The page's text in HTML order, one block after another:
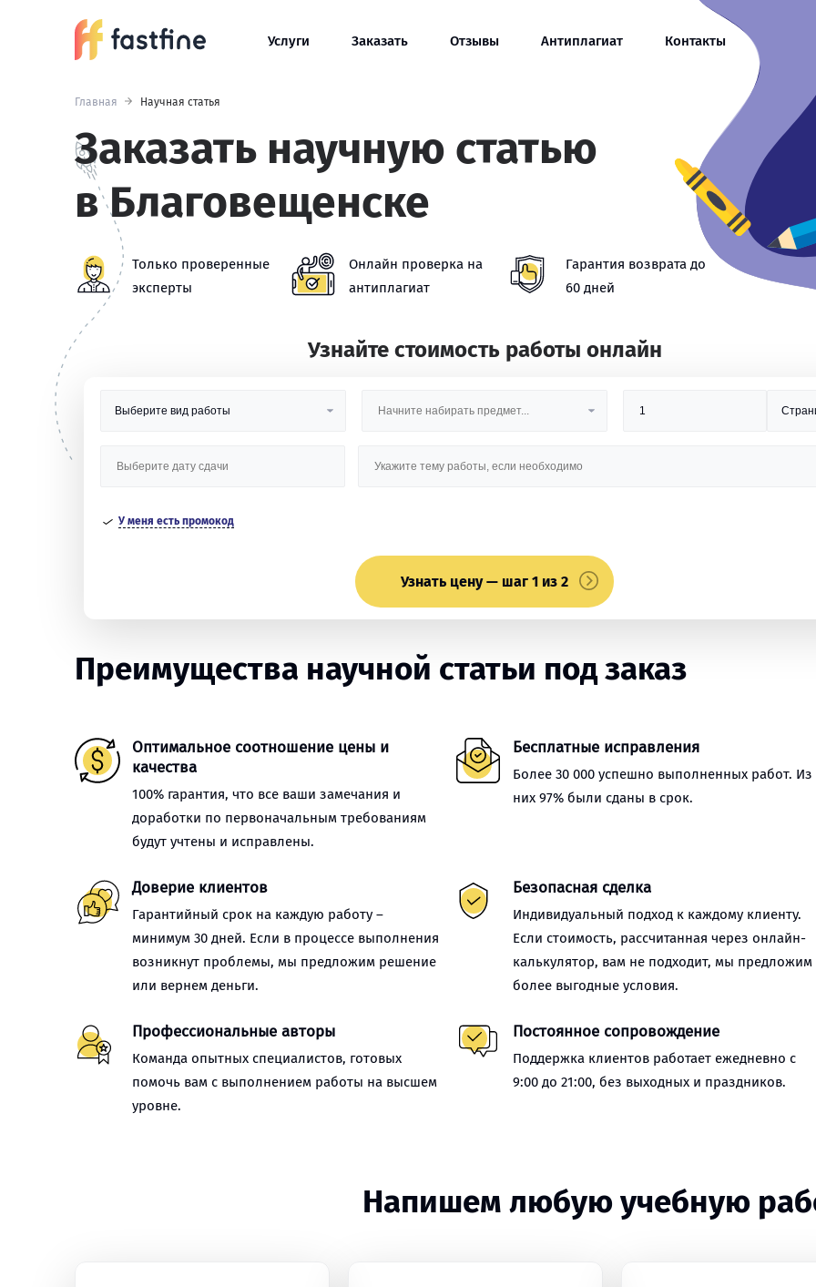
Услуги Заказать Отзывы Антиплагиат Контакты
Главная Научная статья
Заказать научную статью
в Благовещенске
Только проверенные
эксперты
Онлайн проверка на
антиплагиат
Гарантия возврата до
60 дней
Узнайте стоимость работы онлайн
У меня есть промокод
Узнать цену — шаг 1 из 2
Преимущества научной статьи под заказ
Оптимальное соотношение цены и
качества
100% гарантия, что все ваши замечания и
доработки по первоначальным требованиям
будут учтены и исправлены.
Бесплатные исправления
Более 30 000 успешно выполненных работ. Из
них 97% были сданы в срок.
Доверие клиентов
Гарантийный срок на каждую работу –
минимум 30 дней. Если в процессе выполнения
возникнут проблемы, мы предложим решение
или вернем деньги.
Безопасная сделка
Индивидуальный подход к каждому клиенту.
Если стоимость, рассчитанная через онлайн-
калькулятор, вам не подходит, мы предложим
более выгодные условия.
Профессиональные авторы
Команда опытных специалистов, готовых
помочь вам с выполнением работы на высшем
уровне.
Постоянное сопровождение
Поддержка клиентов работает ежедневно с
9:00 до 21:00, без выходных и праздников.
Напишем любую учебную